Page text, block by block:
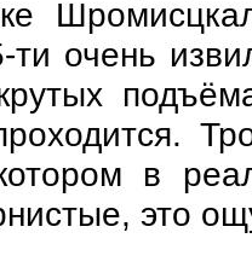
очень
в
это